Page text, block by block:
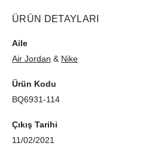
ÜRÜN DETAYLARI
Aile
Air Jordan & Nike
Ürün Kodu
BQ6931-114
Çıkış Tarihi
11/02/2021